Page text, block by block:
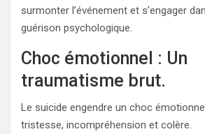
surmonter l’événement et s’engager
guérison psychologique.
Choc émotionnel : Un
traumatisme brut.
Le suicide engendre un choc
tristesse, incompréhension et colère.